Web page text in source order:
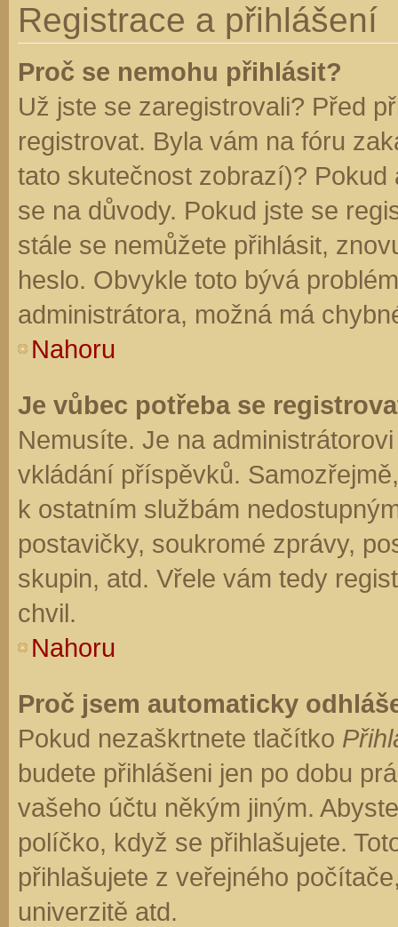
Registrace a přihlášení
Proč se nemohu přihlásit?
Už jste se zaregistrovali? Před
registrovat. Byla vám na fóru
tato skutečnost zobrazí)?
se na důvody. Pokud jste se
stále se nemůžete přihlásit,
heslo. Obvykle toto bývá
administrátora, možná má
Nahoru
Je vůbec potřeba se
Nemusíte. Je na
vkládání příspěvků.
k ostatním službám
postavičky, soukromé zprávy,
skupin, atd. Vřele vám tedy
chvil.
Nahoru
Proč jsem automaticky
Pokud nezaškrtnete tlačítko
budete přihlášeni jen po dobu
vašeho účtu někým jiným.
políčko, když se přihlašujete.
přihlašujete z veřejného
univerzitě atd.